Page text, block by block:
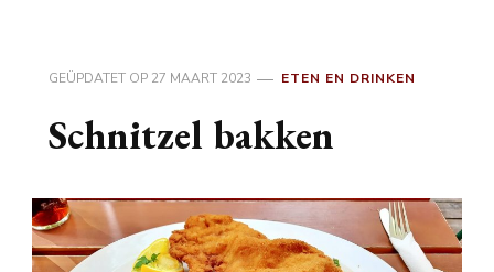
GEÜPDATET OP 27 MAART 2023 ETEN EN DRINKEN
Schnitzel bakken